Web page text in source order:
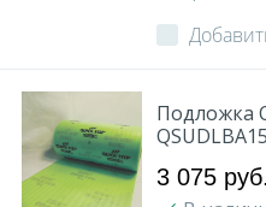
Подложка
3 075 руб.